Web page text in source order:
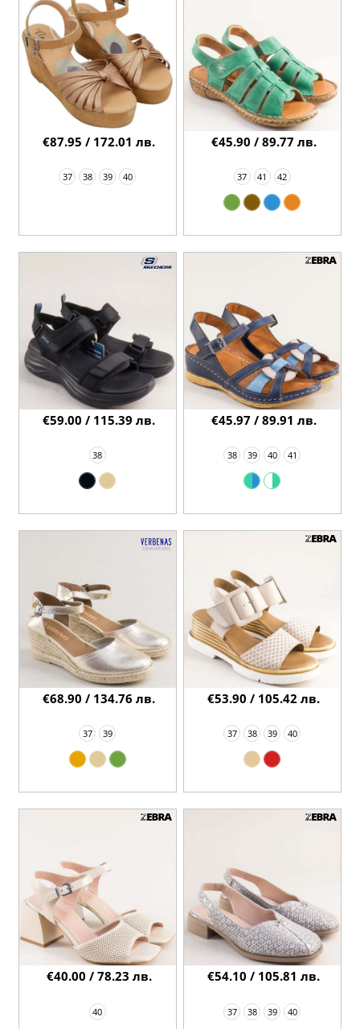
37 38 39 40
€87.95 / 172.01 лв.
37 41 42
€45.90 / 89.77 лв.
38
€59.00 / 115.39 лв.
38 39 40 41
€45.97 / 89.91 лв.
37 39
€68.90 / 134.76 лв.
37 38 39 40
€53.90 / 105.42 лв.
40
€40.00 / 78.23 лв.
37 38 39 40
€54.10 / 105.81 лв.